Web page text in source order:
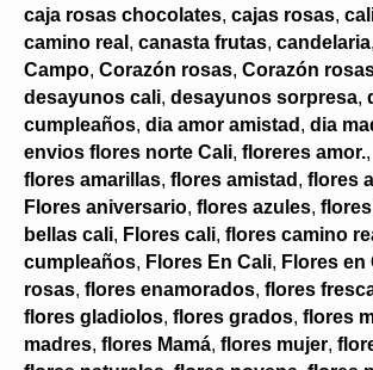
caja rosas chocolates, cajas rosas,
camino real , canasta frutas, candelaria,
Campo, Corazón rosas, Corazón
desayunos cali, desayunos sorpresa,
cumpleaños, dia amor amistad , dia
envios flores norte Cali, floreres amor.,
flores amarillas, flores amistad , flores
Flores aniversario, flores azules,
bellas cali, Flores cali, flores camino
cumpleaños, Flores En Cali, Flores en
rosas, flores enamorados, flores
flores gladiolos, flores grados, flores
madres, flores Mamá, flores mujer,